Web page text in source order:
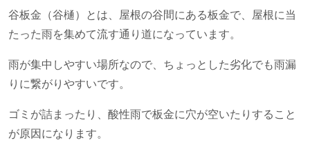
谷板金（谷樋）とは、屋根の谷間にある板金で、屋根に当
たった雨を集めて流す通り道になっています。
雨が集中しやすい場所なので、ちょっとした劣化でも雨漏
りに繋がりやすいです。
ゴミが詰まったり、酸性雨で板金に穴が空いたりすること
が原因になります。